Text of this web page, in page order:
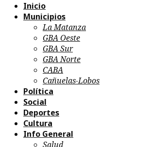
Inicio
Municipios
La Matanza
GBA Oeste
GBA Sur
GBA Norte
CABA
Cañuelas-Lobos
Política
Social
Deportes
Cultura
Info General
Salud